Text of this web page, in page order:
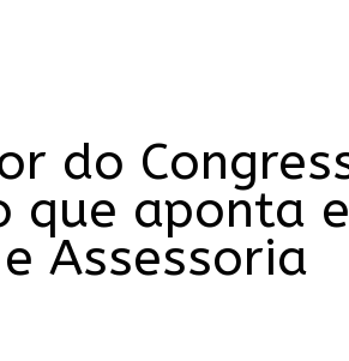
do
que aponta
Assessoria